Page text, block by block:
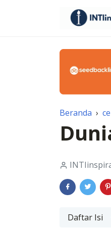
Beranda ›
Daftar Isi